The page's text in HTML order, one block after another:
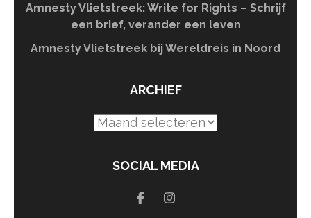
Amnesty Vlietstreek: Write for Rights – Schrijf
een brief, verander een leven
Amnesty Vlietstreek bij Wereldreis in Noord
ARCHIEF
Archief
SOCIAL MEDIA